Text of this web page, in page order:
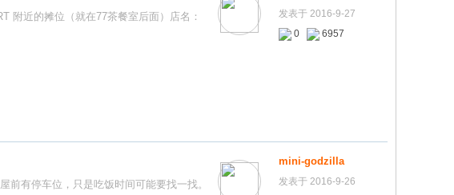
附近的摊位（就在77茶餐室后面）店名：
发表于 2016-9-27
0
6957
前有停车位，只是吃饭时间可能要找一找。
mini-godzilla
发表于 2016-9-26